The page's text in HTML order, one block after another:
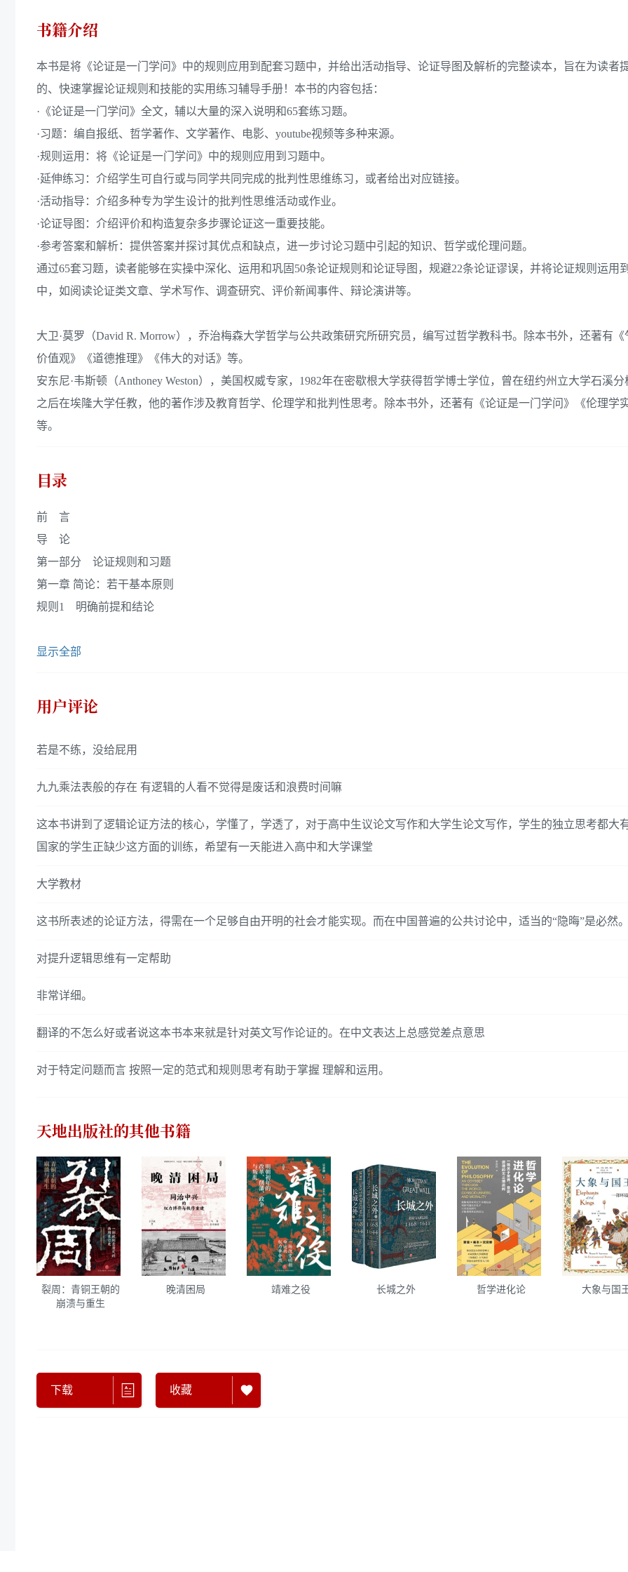
书籍介绍
本书是将《论证是一门学问》中的规则应用到配套习题中，并给出活动指导、论证导图及解析的完整读本，旨在为读者
的、快速掌握论证规则和技能的实用练习辅导手册！本书的内容包括：
·《论证是一门学问》全文，辅以大量的深入说明和65套练习题。
·习题：编自报纸、哲学著作、文学著作、电影、youtube视频等多种来源。
·规则运用：将《论证是一门学问》中的规则应用到习题中。
·延伸练习：介绍学生可自行或与同学共同完成的批判性思维练习，或者给出对应链接。
·活动指导：介绍多种专为学生设计的批判性思维活动或作业。
·论证导图：介绍评价和构造复杂多步骤论证这一重要技能。
·参考答案和解析：提供答案并探讨其优点和缺点，进一步讨论习题中引起的知识、哲学或伦理问题。
通过65套习题，读者能够在实操中深化、运用和巩固50条论证规则和论证导图，规避22条论证谬误，并将论证规则运用
中，如阅读论证类文章、学术写作、调查研究、评价新闻事件、辩论演讲等。
大卫·莫罗（David R. Morrow），乔治梅森大学哲学与公共政策研究所研究员，编写过哲学教科书。除本书外，还著有
价值观》《道德推理》《伟大的对话》等。
安东尼·韦斯顿（Anthoney Weston），美国权威专家，1982年在密歇根大学获得哲学博士学位，曾在纽约州立大学石溪
之后在埃隆大学任教，他的著作涉及教育哲学、伦理学和批判性思考。除本书外，还著有《论证是一门学问》《伦理学
等。
目录
前 言
导 论
第一部分 论证规则和习题
第一章 简论：若干基本原则
规则1 明确前提和结论
显示全部
用户评论
若是不练，没给屁用
九九乘法表般的存在 有逻辑的人看不觉得是废话和浪费时间嘛
这本书讲到了逻辑论证方法的核心，学懂了，学透了，对于高中生议论文写作和大学生论文写作，学生的独立思考都大
国家的学生正缺少这方面的训练，希望有一天能进入高中和大学课堂
大学教材
这书所表述的论证方法，得需在一个足够自由开明的社会才能实现。而在中国普遍的公共讨论中，适当的“隐晦”是必然
对提升逻辑思维有一定帮助
非常详细。
翻译的不怎么好或者说这本书本来就是针对英文写作论证的。在中文表达上总感觉差点意思
对于特定问题而言 按照一定的范式和规则思考有助于掌握 理解和运用。
天地出版社的其他书籍
裂周：青铜王朝的
崩溃与重生
晚清困局 靖难之役 长城之外 哲学进化论 大象与国
下载 收藏